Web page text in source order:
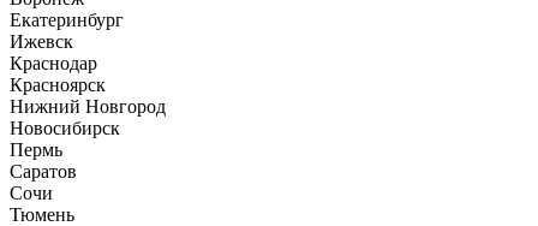
Екатеринбург
Ижевск
Краснодар
Красноярск
Нижний Новгород
Новосибирск
Пермь
Саратов
Сочи
Тюмень